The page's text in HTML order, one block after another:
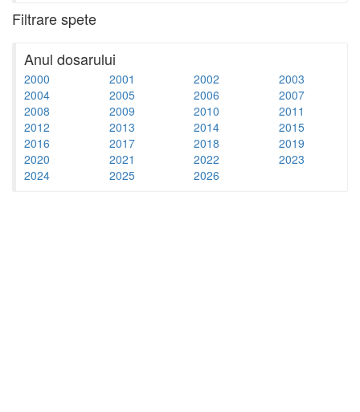
Filtrare spete
Anul dosarului
2000 2001 2002
2003
2004
2005 2006
2007
2008
2009 2010
2011
2012
2013 2014
2015
2016
2017 2018
2019
2020
2021 2022
2023
2024
2025 2026